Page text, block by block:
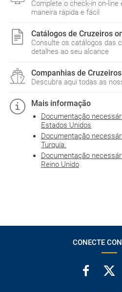
Complete o check-in on-
maneira rápida e fácil
Catálogos de Cruzeiros
Consulte os catálogos das
detalhes ao seu alcance
Companhias de Cruzeiros
Descubra aqui todas as
Mais informação
Documentação
Estados Unidos
Documentação
Turquia.
Documentação
Reino Unido
CONECTE